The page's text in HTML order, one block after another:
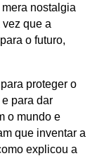
nostalgia
que a
o futuro,
proteger o
para dar
o mundo e
que inventar a
explicou a